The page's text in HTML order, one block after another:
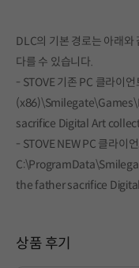
DLC의 기본 경로는 아래와
다를 수 있습니다.
- STOVE 기존 PC 클라이
sacrifice Digital Art
- STOVE NEW PC 클라이
the father sacrifice
상품 후기